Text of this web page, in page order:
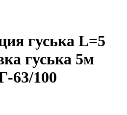
гуська L=5
гуська 5м
63/100